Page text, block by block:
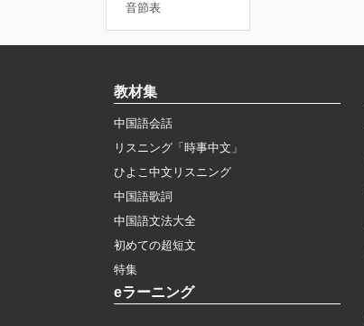
音節表
教材集
中国語会話
リスニング「時事中文」
ひよこ中文リスニング
中国語歌詞
中国語文法大全
初めての超短文
特集
eラーニング